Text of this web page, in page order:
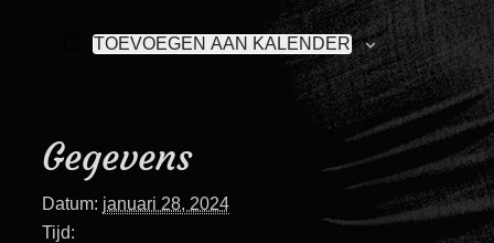
TOEVOEGEN AAN KALENDER
Gegevens
Datum: januari 28, 2024
Tijd: